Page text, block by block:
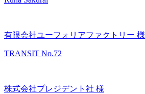
有限会社ユーフォリアファクトリー 様
TRANSIT No.72
株式会社プレジデント社 様